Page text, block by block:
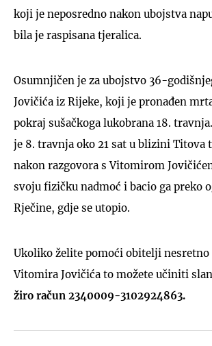
koji je neposredno nakon ubojstva
bila je raspisana tjeralica.
Osumnjičen je za ubojstvo 36-
Jovičića iz Rijeke, koji je pronađen
pokraj sušačkoga lukobrana 18.
je 8. travnja oko 21 sat u blizini Titova
nakon razgovora s Vitomirom
svoju fizičku nadmoć i bacio ga preko
Rječine, gdje se utopio.
Ukoliko želite pomoći obitelji
Vitomira Jovičića to možete učiniti
žiro račun 2340009-3102924863.